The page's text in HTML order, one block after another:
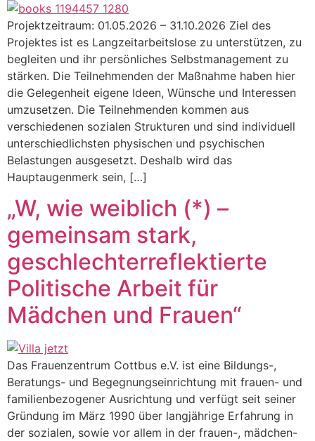
Projektzeitraum: 01.05.2026 – 31.10.2026 Ziel des
Projektes ist es Langzeitarbeitslose zu unterstützen, zu
begleiten und ihr persönliches Selbstmanagement zu
stärken. Die Teilnehmenden der Maßnahme haben hier
die Gelegenheit eigene Ideen, Wünsche und Interessen
umzusetzen. Die Teilnehmenden kommen aus
verschiedenen sozialen Strukturen und sind individuell
unterschiedlichsten physischen und psychischen
Belastungen ausgesetzt. Deshalb wird das
Hauptaugenmerk sein, […]
„W, wie weiblich (*) –
gemeinsam stark,
geschlechterreflektierte
Politische Arbeit für
Mädchen und Frauen“
Das Frauenzentrum Cottbus e.V. ist eine Bildungs-,
Beratungs- und Begegnungseinrichtung mit frauen- und
familienbezogener Ausrichtung und verfügt seit seiner
Gründung im März 1990 über langjährige Erfahrung in
der sozialen, sowie vor allem in der frauen-, mädchen-